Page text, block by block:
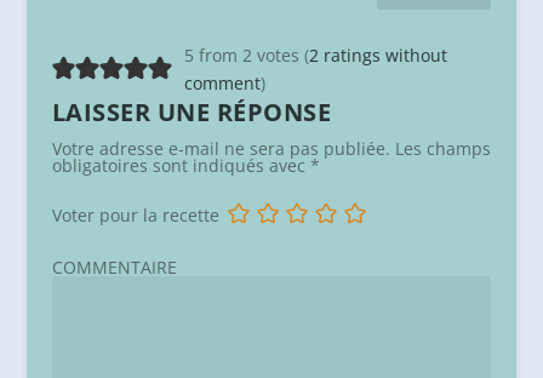
5 from 2 votes (2 ratings without
comment)
LAISSER UNE RÉPONSE
Votre adresse e-mail ne sera pas publiée. Les champs
obligatoires sont indiqués avec *
Voter pour la recette
COMMENTAIRE